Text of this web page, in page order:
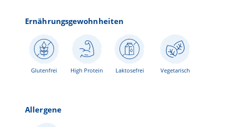
Ernährungsgewohnheiten
Glutenfrei High Protein Laktosefrei Vegetarisch
Allergene